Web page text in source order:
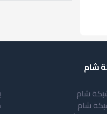
شام
شام
شام